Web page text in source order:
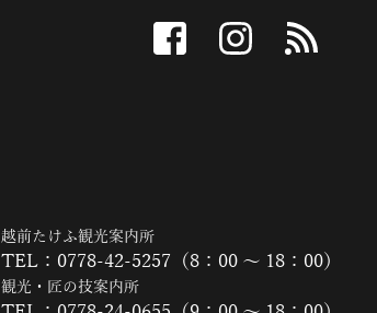
facebook instagram
越前たけふ観光案内所
TEL：0778-42-5257（8：00 ～ 18：00）
観光・匠の技案内所